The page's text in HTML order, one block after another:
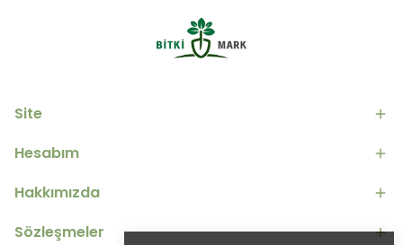
Site
Hesabım
Hakkımızda
Sözleşmeler